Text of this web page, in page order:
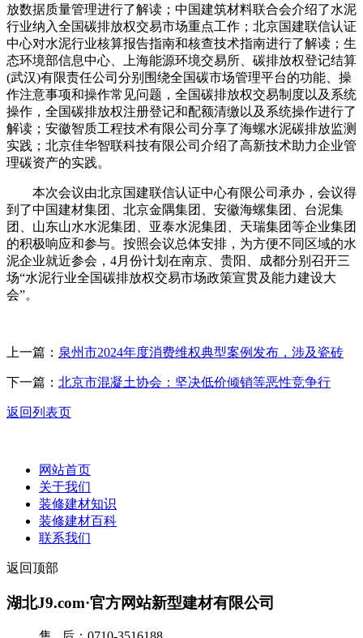
放数据质量管理进行了解读；中国建筑材料联合会介绍了水泥
行业纳入全国碳排放权交易市场重点工作；北京国建联信认证
中心对水泥行业核算报告指南和核查技术指南进行了解读；生
态环境部信息中心、上海能源环境交易所、碳排放权登记结算
(武汉)有限责任公司分别围绕全国碳市场管理平台的功能、操
作注意事项和操作常见问题，全国碳排放权交易制度以及系统
操作，全国碳排放权注册登记和配额清缴以及系统操作进行了
解读；安徽智质工程技术有限公司分享了海螺水泥碳排放监测
实践；北京佳华智联科技有限公司介绍了高新技术助力企业管
理碳资产的实践。
本次会议由北京国建联信认证中心有限公司承办，会议得
到了中国建材集团、北京金隅集团、安徽海螺集团、台泥集
团、山东山水水泥集团、亚泰水泥集团、天瑞集团等企业集团
的积极响应和参与。按照会议总体安排，为方便不同区域的水
泥企业就近参会，4月份计划在南京、贵阳、成都分别召开三
场“水泥行业全国碳排放权交易市场政策宣贯及能力建设大
会”。
上一篇： 泉州市2024年度消费维权典型案例发布，涉及瓷砖
下一篇： 北京市混凝土协会：坚决低价倾销等恶性竞争行
返回列表页
网站首页
关于我们
装修建材知识
装修建材百科
联系我们
返回顶部
湖北J9.com·官方网站新型建材有限公司